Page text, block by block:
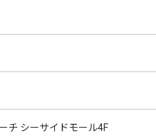
チ シーサイドモール4F